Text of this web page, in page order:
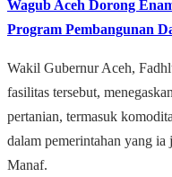
Wagub Aceh Dorong
Program Pembangunan
Wakil Gubernur Aceh,
fasilitas tersebut,
pertanian, termasuk
dalam pemerintahan yang
Manaf.